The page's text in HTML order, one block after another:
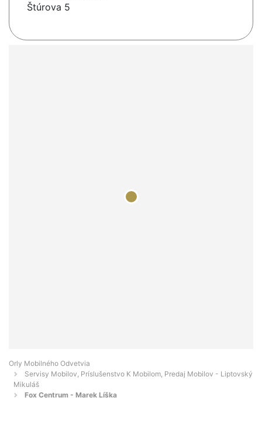
Štúrova 5
Orly Mobilného Odvetvia
Servisy Mobilov, Príslušenstvo K Mobilom, Predaj Mobilov - Liptovský
Mikuláš
Fox Centrum - Marek Líška